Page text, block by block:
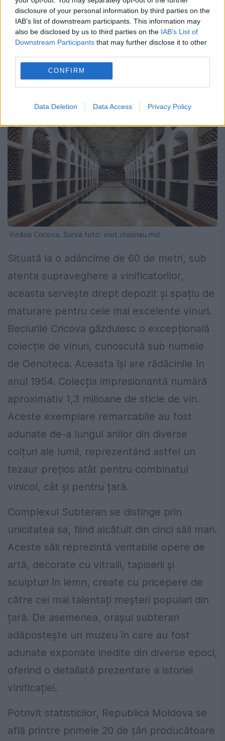
disclosure of your personal information by third parties on the
IAB’s list of downstream participants. This information may
also be disclosed by us to third parties on the IAB’s List of
Downstream Participants that may further disclose it to other
CONFIRM
Data Deletion Data Access Privacy Policy
satisface cele mai rafinate gusturi și cerințe
ale pieței. Cricova este un brand valoros
departe peste hotarele ei.
Vinăria Cricova. Sursa foto: visit.chisinau.md
Situată la o adâncime de 60 de metri, sub
atenta supraveghere a vinificatorilor,
aceasta servește drept depozit și spațiu de
maturare pentru cele mai excelente vinuri.
Beciurile Cricova găzduiesc o excepțională
colecție de vinuri, cunoscută sub numele
de Oenoteca. Aceasta își are rădăcinile în
anul 1954. Colecția impresionantă numără
aproximativ 1,3 milioane de sticle de vin.
Aceste exemplare remarcabile au fost
adunate de-a lungul anilor din diverse
colțuri ale lumii, reprezentând astfel un
tezaur prețios atât pentru combinatul
vinicol, cât și pentru țară.
Complexul Subteran se distinge prin
unicitatea sa, fiind alcătuit din cinci săli mari.
Aceste săli reprezintă veritabile opere de
artă, decorate cu vitralii, tapiserii și
sculpturi în lemn, create cu pricepere de
către cei mai talentați meșteri populari din
țară. De asemenea, orașul subteran
adăpostește un muzeu în care au fost
adunate exponate inedite din diverse epoci,
oferind o detaliată prezentare a istoriei
vinificației.
Potrivit statisticilor, Republica Moldova se
află printre primele 20 de țări producătoare